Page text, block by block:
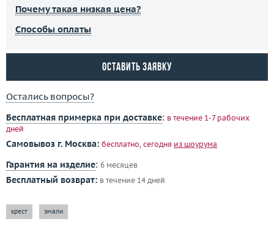
Почему такая низкая цена?
Способы оплаты
Оставить заявку
Остались вопросы?
Бесплатная примерка при доставке: в течение 1-7 рабочих
дней
Самовывоз г. Москва: бесплатно, сегодня из шоурума
Гарантия на изделие: 6 месяцев
Бесплатный возврат: в течение 14 дней
крест эмали